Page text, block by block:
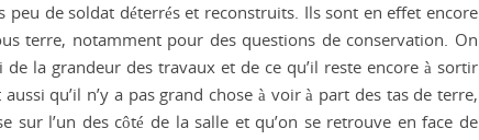
de soldat déterrés et reconstruits. Ils sont en effet encore
terre, notamment pour des questions de conservation. On
de la grandeur des travaux et de ce qu’il reste encore à sortir
qu’il n’y a pas grand chose à voir à part des tas de terre,
sur l’un des côté de la salle et qu’on se retrouve en face de